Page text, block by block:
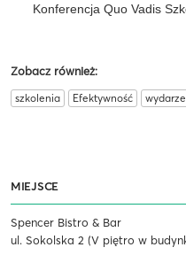
Konferencja Quo Vadis
Zobacz również:
szkolenia Efektywność
MIEJSCE
Spencer Bistro & Bar
ul. Sokolska 2 (V piętro w